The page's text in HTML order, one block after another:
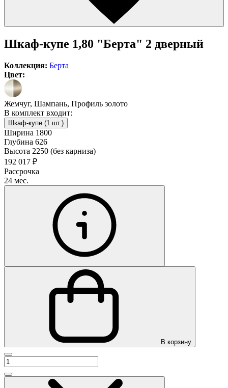
Шкаф-купе 1,80 "Берта" 2 дверный
Коллекция: Берта
Цвет:
Жемчуг, Шампань, Профиль золото
В комплект входит:
Шкаф-купе (1 шт.)
Ширина 1800
Глубина 626
Высота 2250 (без карниза)
192 017 ₽
Рассрочка
24 мес.
В корзину